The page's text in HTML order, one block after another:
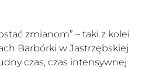
zmianom” – taki z kolei
Barbórki w Jastrzębskiej
czas, czas intensywnej